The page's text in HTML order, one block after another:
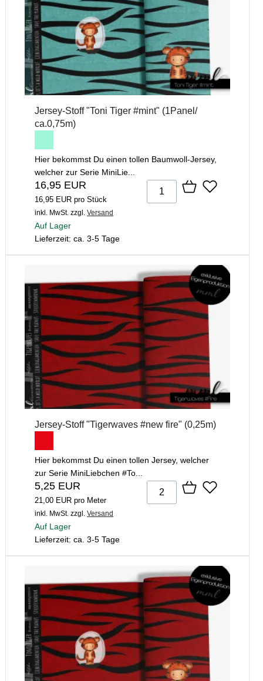
Jersey-Stoff "Toni Tiger #mint" (1Panel/
ca.0,75m)
Hier bekommst Du einen tollen Baumwoll-Jersey,
welcher zur Serie MiniLie...
16,95 EUR
16,95 EUR pro Stück
inkl. MwSt. zzgl. Versand
Auf Lager
Lieferzeit: ca. 3-5 Tage
Jersey-Stoff "Tigerwaves #new fire" (0,25m)
Hier bekommst Du einen tollen Jersey, welcher
zur Serie MiniLiebchen #To...
5,25 EUR
21,00 EUR pro Meter
inkl. MwSt. zzgl. Versand
Auf Lager
Lieferzeit: ca. 3-5 Tage